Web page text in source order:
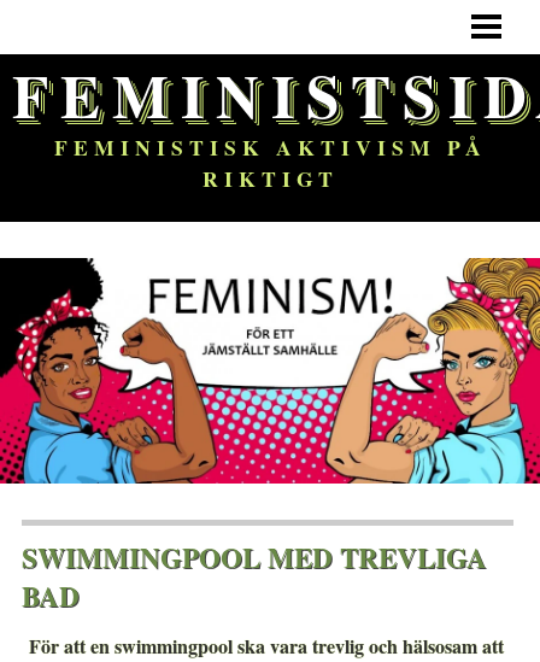
FEMINISM
OM BLOGGEN
FEMINISTISK AKTIVISM PÅ
RIKTIGT
SWIMMINGPOOL MED TREVLIGA
BAD
För att en swimmingpool ska vara trevlig och hälsosam att